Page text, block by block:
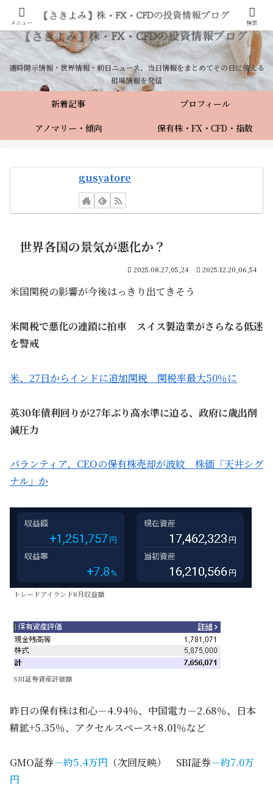
適時開示情報・世界情報・前日ニュース、当日情報をまとめてその日に使える
相場情報を発信
新着記事
プロフィール
アノマリー・傾向
保有株・FX・CFD・指数
gusyatore
世界各国の景気が悪化か？
2025.08.27,05,24 2025.12.20,06,54
米国関税の影響が今後はっきり出てきそう
米関税で悪化の連鎖に拍車 スイス製造業がさらなる低迷
を警戒
米、27日からインドに追加関税 関税率最大50％に
英30年債利回りが27年ぶり高水準に迫る、政府に歳出削
減圧力
パランティア、CEOの保有株売却が波紋 株価「天井シグ
ナル」か
トレードアイランド8月収益額
SBI証券資産評価額
昨日の保有株は和心－4.94％、中国電力－2.68％、日本
精鉱+5.35％、アクセルスペース+8.01％など
GMO証券－約5.4万円 （次回反映） SBI証券－約7.0万
円
メニュー 検索